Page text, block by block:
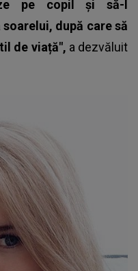
pe copil și să-l
după care să
de viață", a dezvăluit